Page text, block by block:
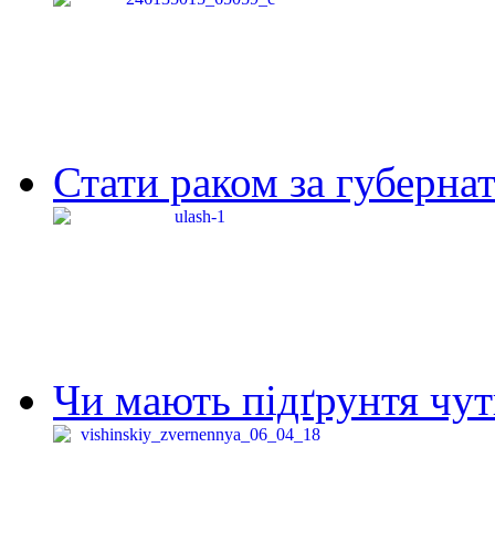
Стати раком за
Чи мають підґрунтя